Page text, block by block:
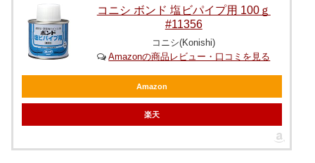
コニシ ボンド 塩ビパイプ用 100ｇ
#11356
コニシ(Konishi)
Amazonの商品レビュー・口コミを見る
Amazon
楽天